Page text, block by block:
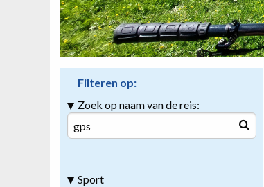
Filteren op:
Zoek op naam van de reis:
Sport